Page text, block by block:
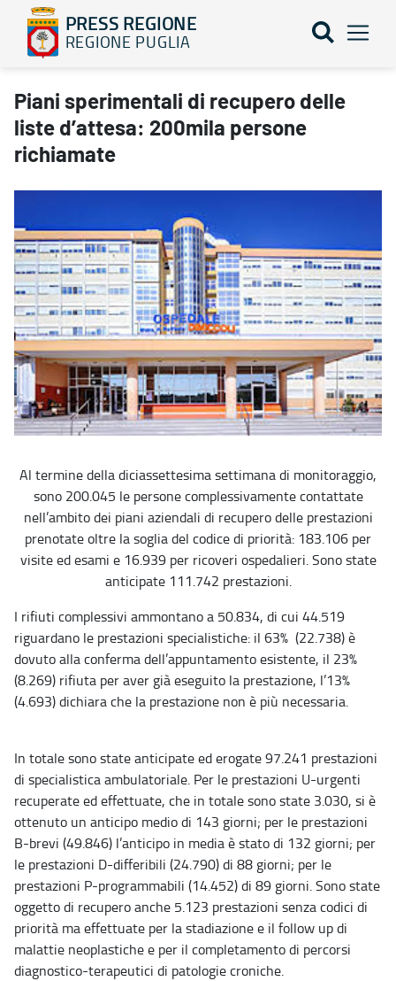
PRESS REGIONE
REGIONE PUGLIA
Piani sperimentali di recupero delle liste d’attesa: 200mila
Piani sperimentali di recupero delle
liste d’attesa: 200mila persone
richiamate
Al termine della diciassettesima settimana di monitoraggio,
sono 200.045 le persone complessivamente contattate
nell’ambito dei piani aziendali di recupero delle prestazioni
prenotate oltre la soglia del codice di priorità: 183.106 per
visite ed esami e 16.939 per ricoveri ospedalieri. Sono state
anticipate 111.742 prestazioni.
I rifiuti complessivi ammontano a 50.834, di cui 44.519
riguardano le prestazioni specialistiche: il 63% (22.738) è
dovuto alla conferma dell’appuntamento esistente, il 23%
(8.269) rifiuta per aver già eseguito la prestazione, l’13%
(4.693) dichiara che la prestazione non è più necessaria.
In totale sono state anticipate ed erogate 97.241 prestazioni
di specialistica ambulatoriale. Per le prestazioni U-urgenti
recuperate ed effettuate, che in totale sono state 3.030, si è
ottenuto un anticipo medio di 143 giorni; per le prestazioni
B-brevi (49.846) l’anticipo in media è stato di 132 giorni; per
le prestazioni D-differibili (24.790) di 88 giorni; per le
prestazioni P-programmabili (14.452) di 89 giorni. Sono state
oggetto di recupero anche 5.123 prestazioni senza codici di
priorità ma effettuate per la stadiazione e il follow up di
malattie neoplastiche e per il completamento di percorsi
diagnostico-terapeutici di patologie croniche.